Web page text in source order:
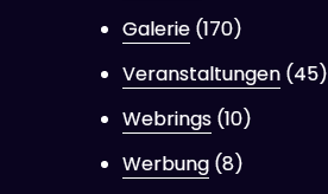
Galerie (170)
Veranstaltungen (45)
Webrings (10)
Werbung (8)